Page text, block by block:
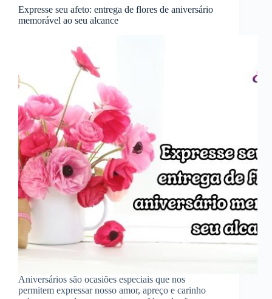
Expresse seu afeto: entrega de flores de aniversário
memorável ao seu alcance
Aniversários são ocasiões especiais que nos
permitem expressar nosso amor, apreço e carinho